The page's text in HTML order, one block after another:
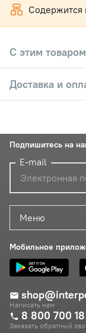
Содержится
С этим
Доставка и
Меню
Мобильное
Написать нам
8 800 700 18
Заказать обратный
Подпишитесь на
E-mail